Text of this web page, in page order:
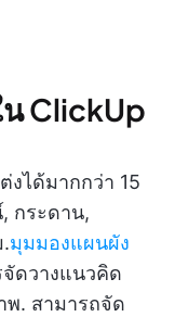
น ClickUp
งได้มากกว่า 15
กระดาน,
มุมมองแผนผัง
ดวางแนวคิด
พ. สามารถจัด